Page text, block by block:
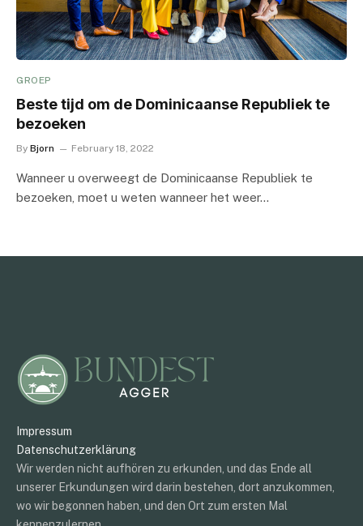
GROEP
Beste tijd om de Dominicaanse Republiek te
bezoeken
By Bjorn February 18, 2022
Wanneer u overweegt de Dominicaanse Republiek te
bezoeken, moet u weten wanneer het weer…
Impressum
Datenschutzerklärung
Wir werden nicht aufhören zu erkunden, und das Ende all
unserer Erkundungen wird darin bestehen, dort anzukommen,
wo wir begonnen haben, und den Ort zum ersten Mal